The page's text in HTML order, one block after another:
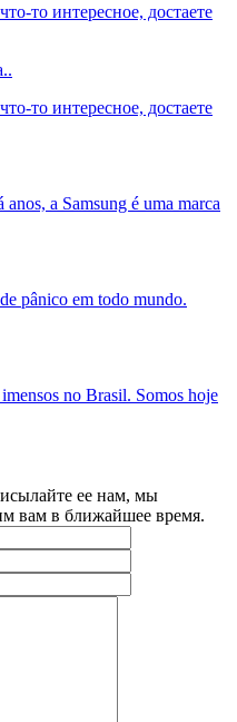
то интересное, достаете
то интересное, достаете
a Samsung é uma marca
pânico em todo mundo.
no Brasil. Somos hoje
ее нам, мы
вам в ближайшее время.